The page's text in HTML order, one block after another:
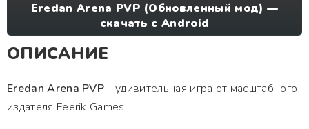
Eredan Arena PVP (Обновленный мод) —
скачать с Android
ОПИСАНИЕ
Eredan Arena PVP - удивительная игра от масштабного
издателя Feerik Games.